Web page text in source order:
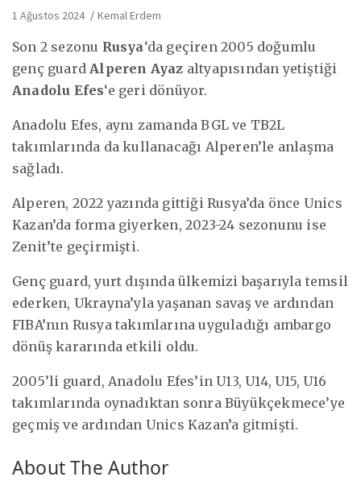
1 Ağustos 2024 Kemal Erdem
Son 2 sezonu Rusya‘da geçiren 2005 doğumlu
genç guard Alperen Ayaz altyapısından yetiştiği
Anadolu Efes‘e geri dönüyor.
Anadolu Efes, aynı zamanda BGL ve TB2L
takımlarında da kullanacağı Alperen’le anlaşma
sağladı.
Alperen, 2022 yazında gittiği Rusya’da önce Unics
Kazan’da forma giyerken, 2023-24 sezonunu ise
Zenit’te geçirmişti.
Genç guard, yurt dışında ülkemizi başarıyla temsil
ederken, Ukrayna’yla yaşanan savaş ve ardından
FIBA’nın Rusya takımlarına uyguladığı ambargo
dönüş kararında etkili oldu.
2005’li guard, Anadolu Efes’in U13, U14, U15, U16
takımlarında oynadıktan sonra Büyükçekmece’ye
geçmiş ve ardından Unics Kazan’a gitmişti.
About The Author